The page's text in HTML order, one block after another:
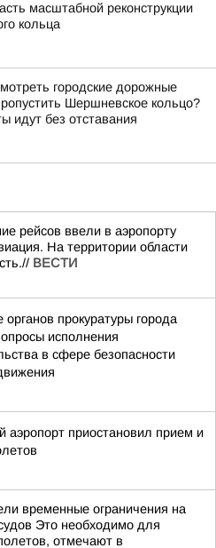
масштабной реконструкции
кольца
городские дорожные
Шершневское кольцо?
идут без отставания
рейсов ввели в аэропорту
На территории области
ВЕСТИ
органов прокуратуры города
исполнения
в сфере безопасности
аэропорт приостановил прием и
временные ограничения на
Это необходимо для
отмечают в